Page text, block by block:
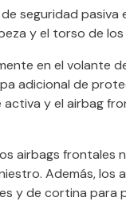
seguridad
y el torso de
en el volante
adicional de
activa y el airbag
airbags frontales
Además,
y de cortina